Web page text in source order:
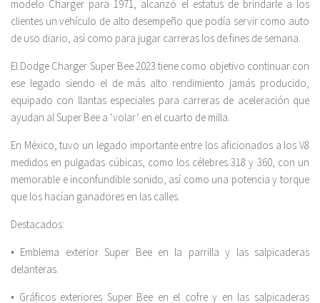
modelo Charger para 1971, alcanzó el estatus de brindarle a los
clientes un vehículo de alto desempeño que podía servir como auto
de uso diario, así como para jugar carreras los de fines de semana.
El Dodge Charger Super Bee 2023 tiene como objetivo continuar con
ese legado siendo el de más alto rendimiento jamás producido,
equipado con llantas especiales para carreras de aceleración que
ayudan al Super Bee a ‘volar’ en el cuarto de milla.
En México, tuvo un legado importante entre los aficionados a los V8
medidos en pulgadas cúbicas, como los célebres 318 y 360, con un
memorable e inconfundible sonido, así como una potencia y torque
que los hacían ganadores en las calles.
Destacados:
• Emblema exterior Super Bee en la parrilla y las salpicaderas
delanteras.
• Gráficos exteriores Super Bee en el cofre y en las salpicaderas